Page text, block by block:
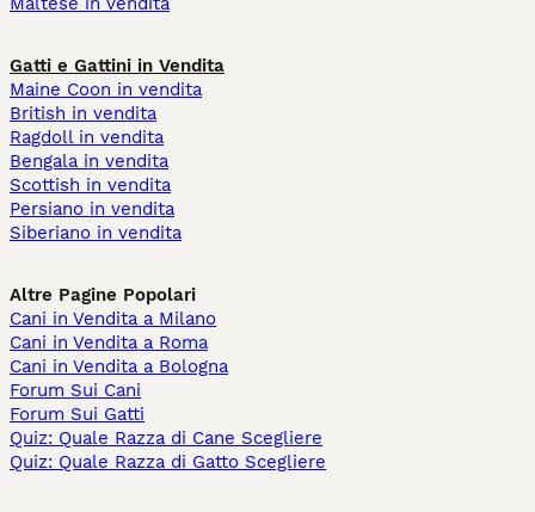
Gatti e Gattini in Vendita
Maine Coon in vendita
British in vendita
Ragdoll in vendita
Bengala in vendita
Scottish in vendita
Persiano in vendita
Siberiano in vendita
Altre Pagine Popolari
Cani in Vendita a Milano
Cani in Vendita a Roma
Cani in Vendita a Bologna
Forum Sui Cani
Forum Sui Gatti
Quiz: Quale Razza di Cane Scegliere
Quiz: Quale Razza di Gatto Scegliere